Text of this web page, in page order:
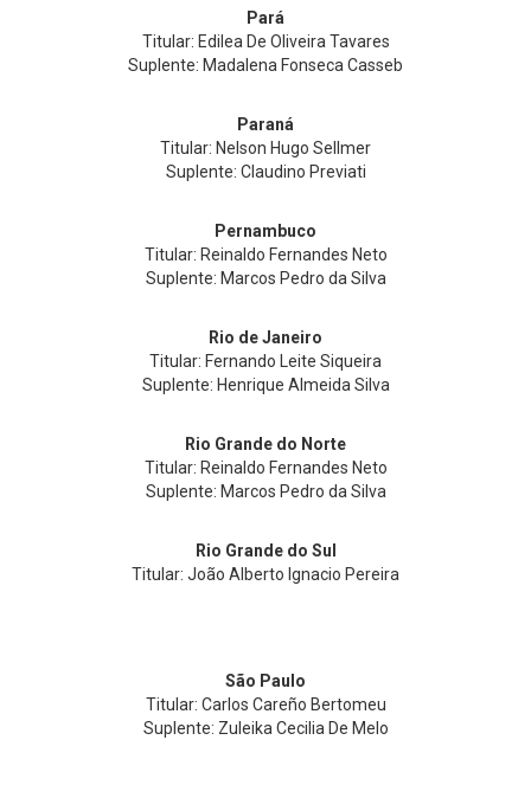
Pará
Titular: Edilea De Oliveira Tavares
Suplente: Madalena Fonseca Casseb
Paraná
Titular: Nelson Hugo Sellmer
Suplente: Claudino Previati
Pernambuco
Titular: Reinaldo Fernandes Neto
Suplente: Marcos Pedro da Silva
Rio de Janeiro
Titular: Fernando Leite Siqueira
Suplente: Henrique Almeida Silva
Rio Grande do Norte
Titular: Reinaldo Fernandes Neto
Suplente: Marcos Pedro da Silva
Rio Grande do Sul
Titular: João Alberto Ignacio Pereira
São Paulo
Titular: Carlos Careño Bertomeu
Suplente: Zuleika Cecilia De Melo